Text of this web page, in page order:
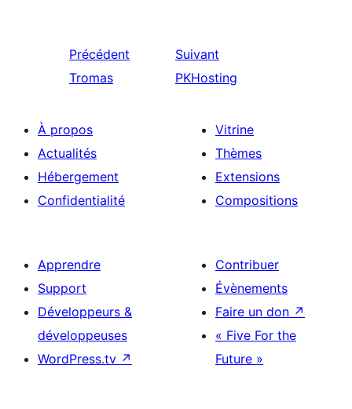
Précédent
Tromas
Suivant
PKHosting
À propos
Actualités
Hébergement
Confidentialité
Vitrine
Thèmes
Extensions
Compositions
Apprendre
Support
Développeurs &
développeuses
WordPress.tv ↗
Contribuer
Évènements
Faire un don ↗
« Five For the
Future »